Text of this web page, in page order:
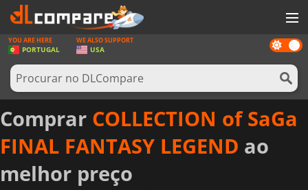
JOGOS
GAME CARDS
SOFTWARE
REWARDS
HARDWARE
NOTÍCIAS
Dark
mode
YOU ARE HERE
PORTUGAL
WE ALSO SUPPORT
USA
Comprar COLLECTION of SaGa
FINAL FANTASY LEGEND ao
melhor preço